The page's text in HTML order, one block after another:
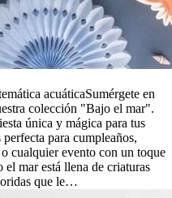
acuáticaSumérgete en
colección "Bajo el mar".
única y mágica para tus
perfecta para cumpleaños,
cualquier evento con un toque
mar está llena de criaturas
que le…